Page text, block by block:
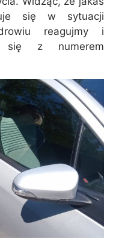
się w sytuacji
reagujmy i
się z numerem